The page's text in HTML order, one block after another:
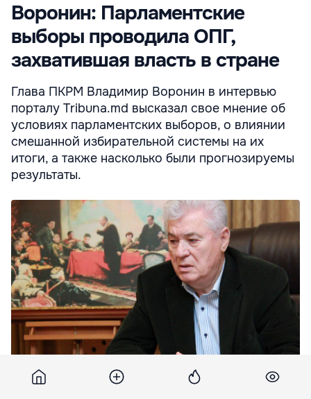
Воронин: Парламентские
выборы проводила ОПГ,
захватившая власть в стране
Глава ПКРМ Владимир Воронин в интервью
порталу Tribuna.md высказал свое мнение об
условиях парламентских выборов, о влиянии
смешанной избирательной системы на их
итоги, а также насколько были прогнозируемы
результаты.